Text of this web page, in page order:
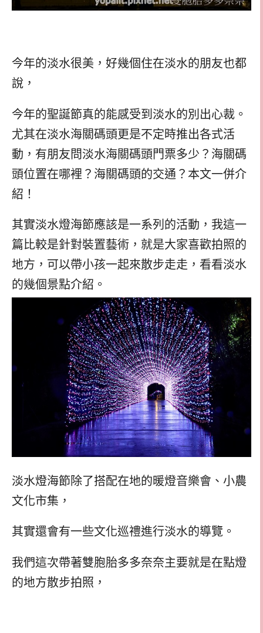
今年的淡水很美，好幾個住在淡水的朋友也都
說，
今年的聖誕節真的能感受到淡水的別出心裁。
尤其在淡水海關碼頭更是不定時推出各式活
動，有朋友問淡水海關碼頭門票多少？海關碼
頭位置在哪裡？海關碼頭的交通？本文一併介
紹！
其實淡水燈海節應該是一系列的活動，我這一
篇比較是針對裝置藝術，就是大家喜歡拍照的
地方，可以帶小孩一起來散步走走，看看淡水
的幾個景點介紹。
淡水燈海節除了搭配在地的暖燈音樂會、小農
文化市集，
其實還會有一些文化巡禮進行淡水的導覽。
我們這次帶著雙胞胎多多奈奈主要就是在點燈
的地方散步拍照，